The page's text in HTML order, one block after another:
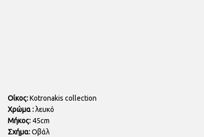
Οίκος:Kotronakis collection
Χρώμα :λευκό
Μήκος: 45cm
Σχήμα:Οβάλ